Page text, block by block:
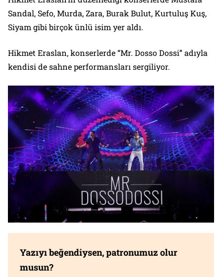
Sandal, Sefo, Murda, Zara, Burak Bulut, Kurtuluş Kuş,
Siyam gibi birçok ünlü isim yer aldı.
Hikmet Eraslan, konserlerde “Mr. Dosso Dossi” adıyla
kendisi de sahne performansları sergiliyor.
Yazıyı beğendiysen, patronumuz olur
musun?